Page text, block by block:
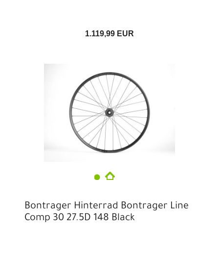
1.119,99 EUR
Bontrager Hinterrad Bontrager Line
Comp 30 27.5D 148 Black